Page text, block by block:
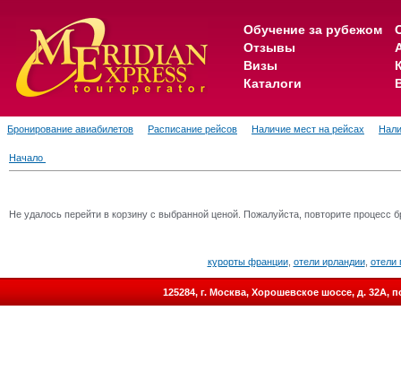
Обучение за рубежом
Отзывы
Визы
Каталоги
Бронирование авиабилетов Расписание рейсов Наличие мест на рейсах
Начало
Не удалось перейти в корзину с выбранной ценой. Пожалуйста, повторите процесс
курорты франции, отели ирландии, отели
125284, г. Москва, Хорошевское шоссе, д.